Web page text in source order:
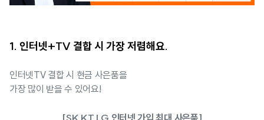
1. 인터넷+TV 결합 시 가장 저렴해요.
인터넷TV 결합 시 현금 사은품을
가장 많이 받을 수 있어요!